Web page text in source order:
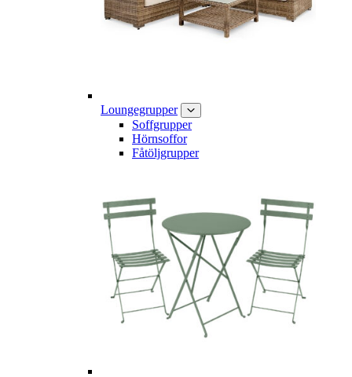
Loungegrupper
Soffgrupper
Hörnsoffor
Fåtöljgrupper